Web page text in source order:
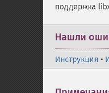
поддержка
Нашли
Инструкция •